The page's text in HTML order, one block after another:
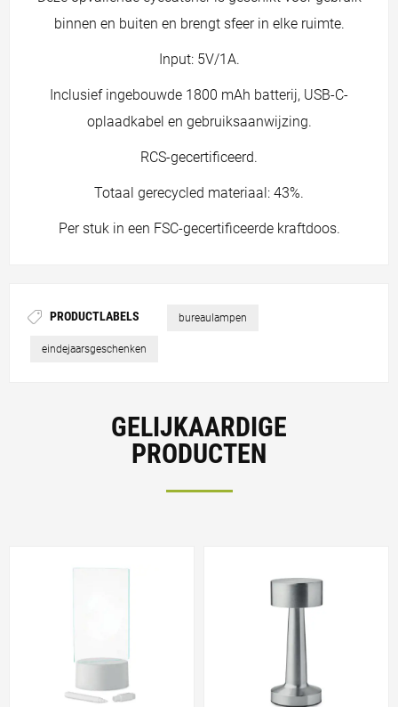
binnen en buiten en brengt sfeer in elke ruimte.
Input: 5V/1A.
Inclusief ingebouwde 1800 mAh batterij, USB-C-
oplaadkabel en gebruiksaanwijzing.
RCS-gecertificeerd.
Totaal gerecycled materiaal: 43%.
Per stuk in een FSC-gecertificeerde kraftdoos.
PRODUCTLABELS bureaulampen
eindejaarsgeschenken
GELIJKAARDIGE
PRODUCTEN